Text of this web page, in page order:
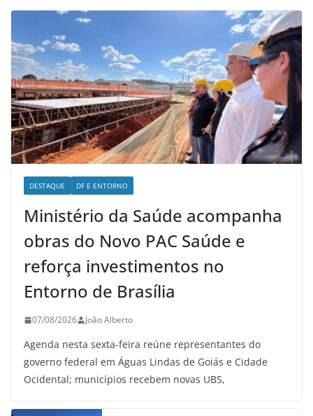
DESTAQUE DF E ENTORNO
Ministério da Saúde acompanha
obras do Novo PAC Saúde e
reforça investimentos no
Entorno de Brasília
07/08/2026 João Alberto
Agenda nesta sexta-feira reúne representantes do
governo federal em Águas Lindas de Goiás e Cidade
Ocidental; municípios recebem novas UBS,